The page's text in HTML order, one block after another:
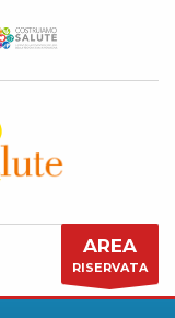
AREA
RISERVATA